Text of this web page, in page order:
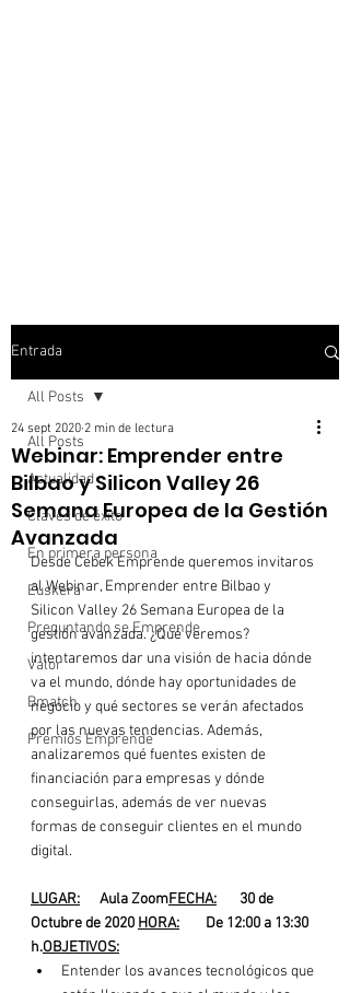
Entrada
All Posts
Actualidad
Claves de éxito
En primera persona
Euskera
Preguntando se Emprende
Valor
Bmatch
Premios Emprende
All Posts
Webinar: Emprender entre
Bilbao y Silicon Valley 26
Semana Europea de la Gestión
Avanzada
24 sept 2020 2 min de lectura
Desde Cebek Emprende queremos invitaros
al Webinar, Emprender entre Bilbao y
Silicon Valley 26 Semana Europea de la
gestión avanzada. ¿Qué veremos?
intentaremos dar una visión de hacia dónde
va el mundo, dónde hay oportunidades de
negocio y qué sectores se verán afectados
por las nuevas tendencias. Además,
analizaremos qué fuentes existen de
financiación para empresas y dónde
conseguirlas, además de ver nuevas
formas de conseguir clientes en el mundo
digital.
LUGAR: Aula ZoomFECHA: 30 de
Octubre de 2020 HORA: De 12:00 a 13:30
h.OBJETIVOS:
Entender los avances tecnológicos que